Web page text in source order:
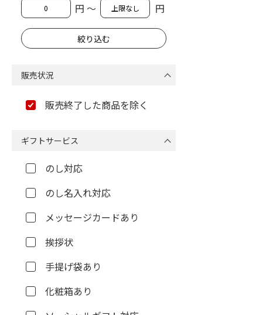
円 ～ 円
販売状況
販売終了した商品を除く
ギフトサービス
のし対応
のし名入れ対応
メッセージカードあり
挨拶状
手提げ袋あり
化粧箱あり